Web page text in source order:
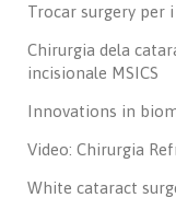
Trocar surgery per
Chirurgia dela
incisionale MSICS
Innovations in
Video: Chirurgia
White cataract